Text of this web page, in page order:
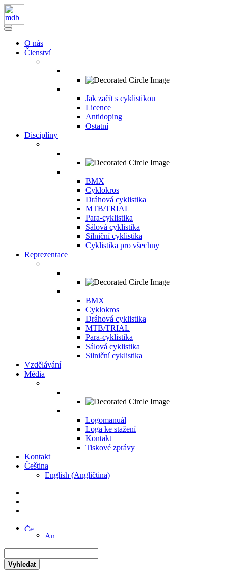
O nás
Členství
Jak začít s cyklistikou
Licence
Antidoping
Ostatní
Disciplíny
BMX
Cyklokros
Dráhová cyklistika
MTB/TRIAL
Para-cyklistika
Sálová cyklistika
Silniční cyklistika
Cyklistika pro všechny
Reprezentace
BMX
Cyklokros
Dráhová cyklistika
MTB/TRIAL
Para-cyklistika
Sálová cyklistika
Silniční cyklistika
Vzdělávání
Média
Logomanuál
Loga ke stažení
Kontakt
Tiskové zprávy
Kontakt
Čeština
English (Angličtina)
Vyhledat